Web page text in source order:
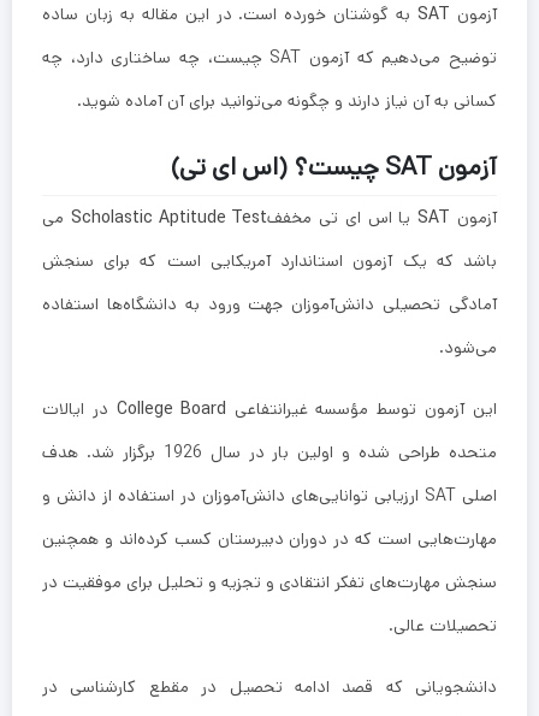
آزمون SATبه گوشتان خورده است. در این مقاله به زبان ساده
توضیح می‌دهیم که آزمون SAT چیست، چه ساختاری دارد، چه
کسانی به آن نیاز دارند و چگونه می‌توانید برای آن آماده شوید.
آزمون SAT چیست؟ (اس ای تی)
آزمون SATیا اس ای تی مخففScholastic Aptitude Test می
باشد که یک آزمون استاندارد آمریکایی است که برای سنجش
آمادگی تحصیلی دانش‌آموزان جهت ورود به دانشگاه‌ها استفاده
می‌شود.
این آزمون توسط مؤسسه غیرانتفاعی College Board در ایالات
متحده طراحی شده و اولین بار در سال 1926 برگزار شد. هدف
اصلی SAT ارزیابی توانایی‌های دانش‌آموزان در استفاده از دانش و
مهارت‌هایی است که در دوران دبیرستان کسب کرده‌اند و همچنین
سنجش مهارت‌های تفکر انتقادی و تجزیه و تحلیل برای موفقیت در
تحصیلات عالی.
دانشجویانی که قصد ادامه تحصیل در مقطع کارشناسی در